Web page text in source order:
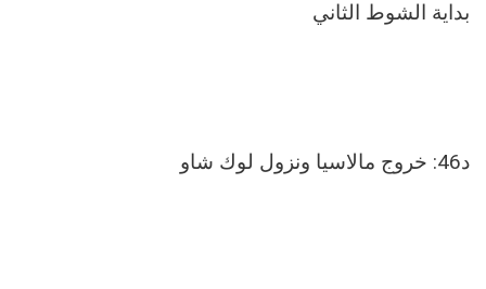
بداية الشوط الثاني
د46: خروج مالاسيا ونزول لوك شاو